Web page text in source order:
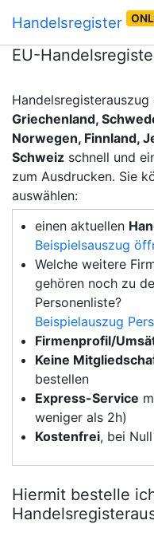
Handelsregister
EU-
Handelsregisterauszug
Griechenland,
Norwegen, Finnland,
Schweiz schnell und
zum Ausdrucken. Sie
auswählen:
einen aktuellen
Beispielsauszug
Welche weitere
gehören noch zu
Personenliste?
Beispielauszug
Firmenprofil/
Keine
bestellen
Express-Service
weniger als 2h)
Kostenfrei, bei
Hiermit bestelle